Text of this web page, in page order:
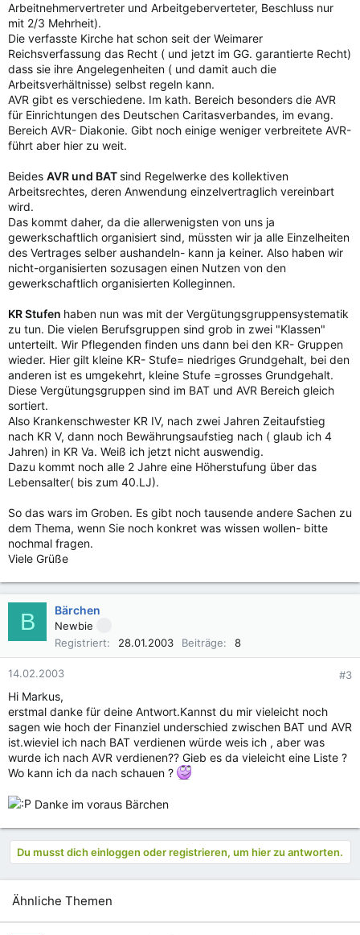
Arbeitnehmervertreter und Arbeitgeberverteter, Beschluss nur
mit 2/3 Mehrheit).
Die verfasste Kirche hat schon seit der Weimarer
Reichsverfassung das Recht ( und jetzt im GG. garantierte Recht)
dass sie ihre Angelegenheiten ( und damit auch die
Arbeitsverhältnisse) selbst regeln kann.
AVR gibt es verschiedene. Im kath. Bereich besonders die AVR
für Einrichtungen des Deutschen Caritasverbandes, im evang.
Bereich AVR- Diakonie. Gibt noch einige weniger verbreitete AVR-
führt aber hier zu weit.
Beides AVR und BAT sind Regelwerke des kollektiven
Arbeitsrechtes, deren Anwendung einzelvertraglich vereinbart
wird.
Das kommt daher, da die allerwenigsten von uns ja
gewerkschaftlich organisiert sind, müssten wir ja alle Einzelheiten
des Vertrages selber aushandeln- kann ja keiner. Also haben wir
nicht-organisierten sozusagen einen Nutzen von den
gewerkschaftlich organisierten Kolleginnen.
KR Stufen haben nun was mit der Vergütungsgruppensystematik
zu tun. Die vielen Berufsgruppen sind grob in zwei "Klassen"
unterteilt. Wir Pflegenden finden uns dann bei den KR- Gruppen
wieder. Hier gilt kleine KR- Stufe= niedriges Grundgehalt, bei den
anderen ist es umgekehrt, kleine Stufe =grosses Grundgehalt.
Diese Vergütungsgruppen sind im BAT und AVR Bereich gleich
sortiert.
Also Krankenschwester KR IV, nach zwei Jahren Zeitaufstieg
nach KR V, dann noch Bewährungsaufstieg nach ( glaub ich 4
Jahren) in KR Va. Weiß ich jetzt nicht auswendig.
Dazu kommt noch alle 2 Jahre eine Höherstufung über das
Lebensalter( bis zum 40.LJ).
So das wars im Groben. Es gibt noch tausende andere Sachen zu
dem Thema, wenn Sie noch konkret was wissen wollen- bitte
nochmal fragen.
Viele Grüße
B Bärchen
Newbie
Registriert
28.01.2003 Beiträge 8
14.02.2003 #3
Hi Markus,
erstmal danke für deine Antwort.Kannst du mir vieleicht noch
sagen wie hoch der Finanziel underschied zwischen BAT und AVR
ist.wieviel ich nach BAT verdienen würde weis ich , aber was
wurde ich nach AVR verdienen?? Gieb es da vieleicht eine Liste ?
Wo kann ich da nach schauen ?
Danke im voraus Bärchen
Du musst dich einloggen oder registrieren, um hier zu antworten.
Ähnliche Themen